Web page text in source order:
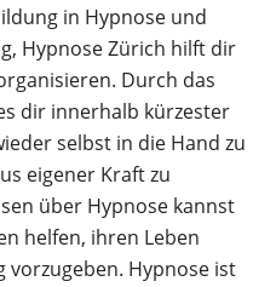
in Hypnose und
Hypnose Zürich hilft dir
Durch das
dir innerhalb kürzester
selbst in die Hand zu
eigener Kraft zu
über Hypnose kannst
helfen, ihren Leben
vorzugeben. Hypnose ist